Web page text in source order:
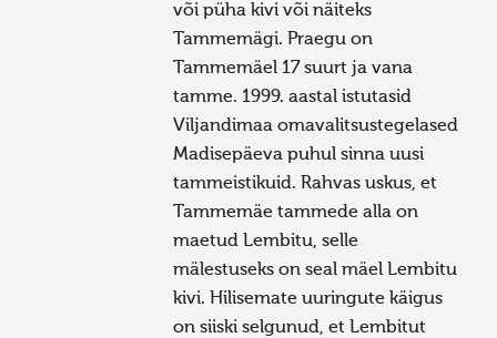
või püha kivi või näiteks
Tammemägi. Praegu on
Tammemäel 17 suurt ja vana
tamme. 1999. aastal istutasid
Viljandimaa omavalitsustegelased
Madisepäeva puhul sinna uusi
tammeistikuid. Rahvas uskus, et
Tammemäe tammede alla on
maetud Lembitu, selle
mälestuseks on seal mäel Lembitu
kivi. Hilisemate uuringute käigus
on siiski selgunud, et Lembitut